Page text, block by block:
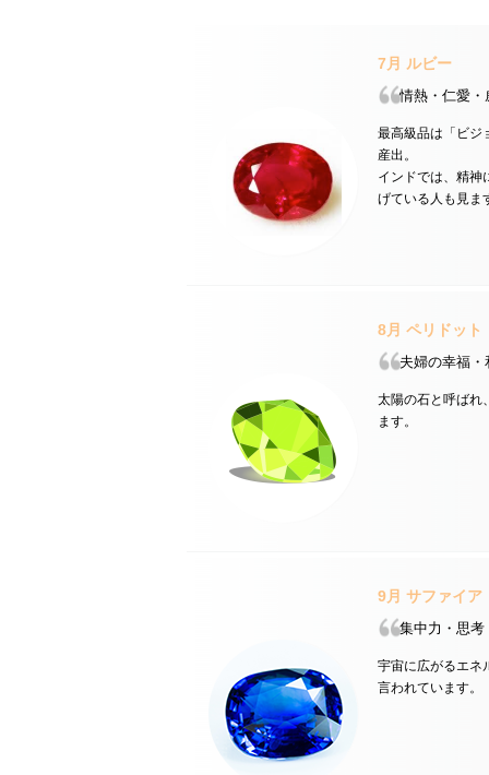
7月 ルビー
情熱・仁愛・
最高級品は「ビジ
産出。
インドでは、精神
げている人も見ま
8月 ペリドット
夫婦の幸福・
太陽の石と呼ばれ
ます。
9月 サファイア
集中力・思
宇宙に広がるエネ
言われています。